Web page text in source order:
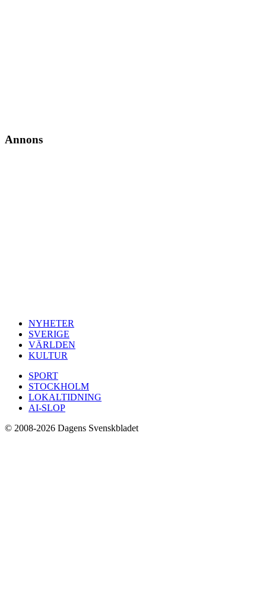
Annons
NYHETER
SVERIGE
VÄRLDEN
KULTUR
SPORT
STOCKHOLM
LOKALTIDNING
AI-SLOP
© 2008-2026 Dagens Svenskbladet